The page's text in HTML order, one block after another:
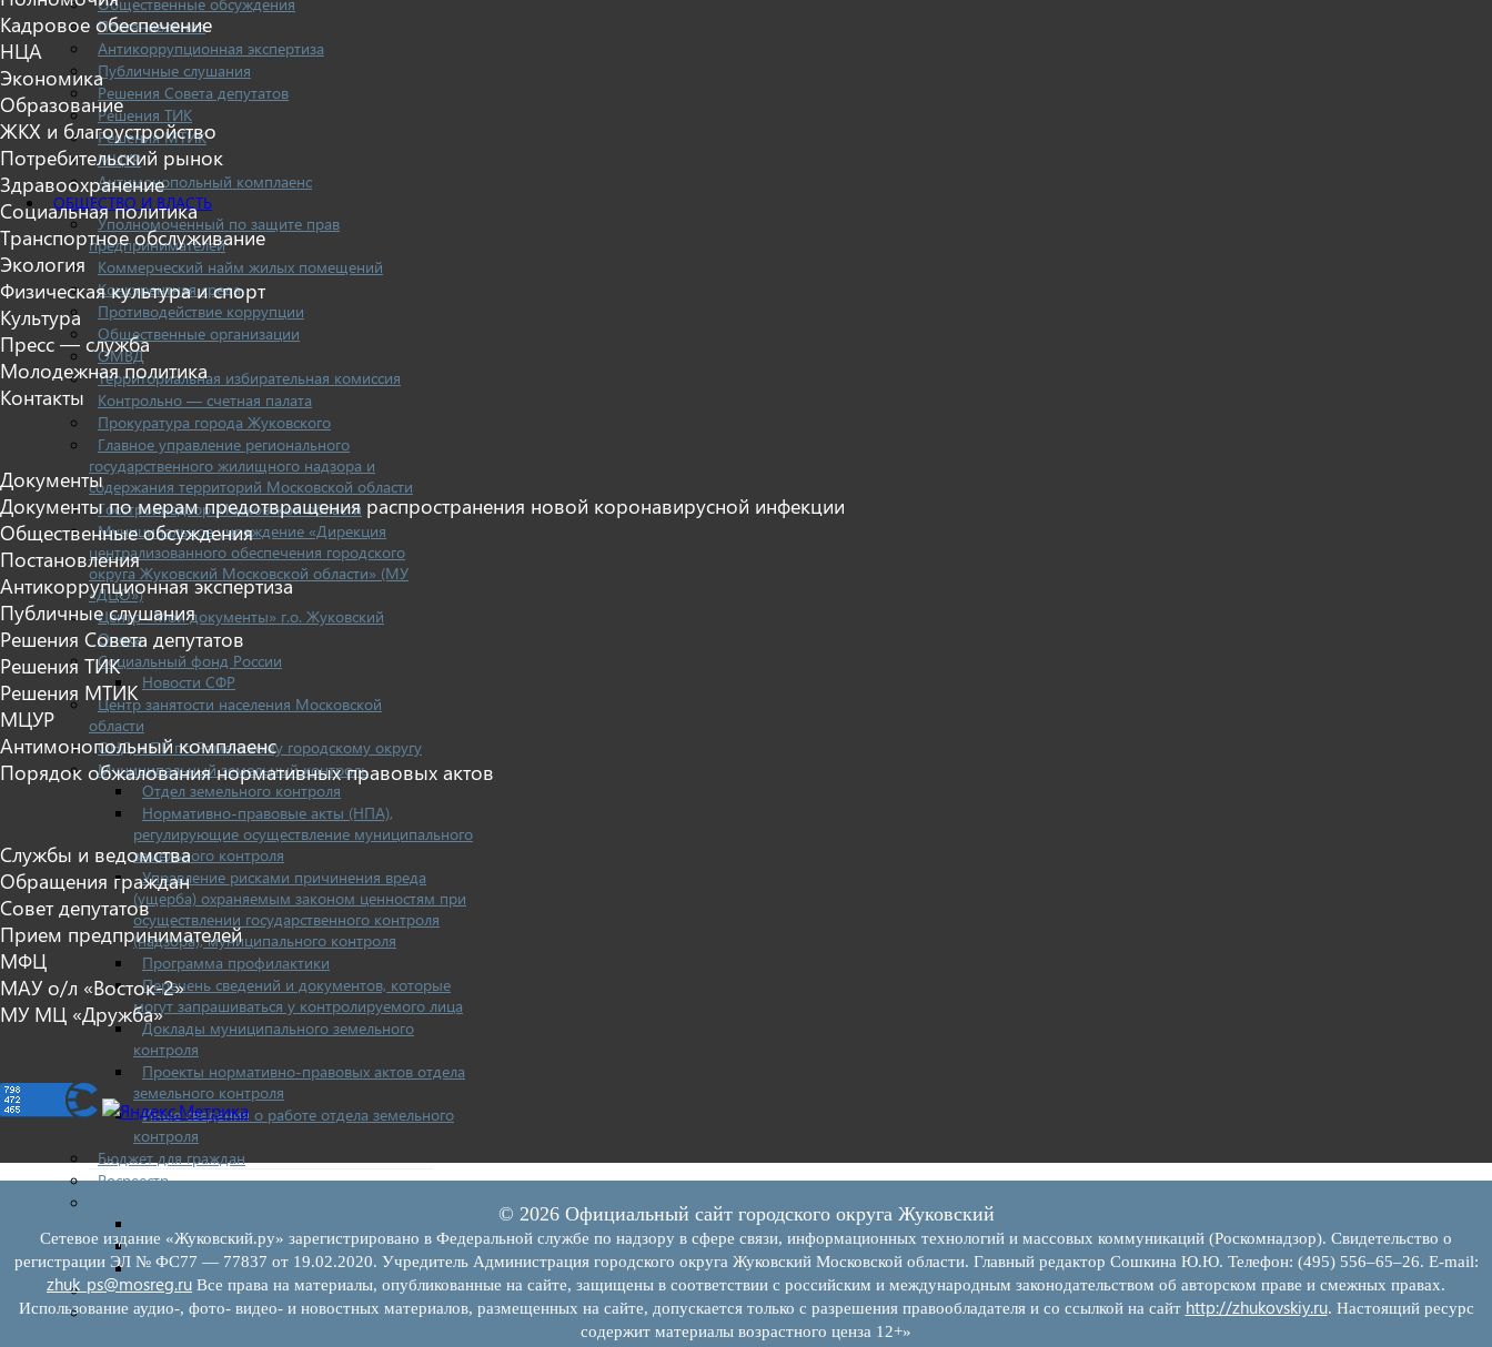
Постановления
Антикоррупционная экспертиза
Публичные слушания
Решения Совета депутатов
Решения ТИК
Решения МТИК
МЦУР
Антимонопольный комплаенс
ОБЩЕСТВО И ВЛАСТЬ
Уполномоченный по защите прав
предпринимателей
Коммерческий найм жилых помещений
Конкурентная среда
Противодействие коррупции
Общественные организации
ОМВД
Территориальная избирательная комиссия
Контрольно — счетная палата
Прокуратура города Жуковского
Главное управление регионального
государственного жилищного надзора и
содержания территорий Московской области
Госстройнадзор Московской области
Муниципальное учреждение «Дирекция
централизованного обеспечения городского
округа Жуковский Московской области» (МУ
«ДЦО»)
Центр «Мои документы» г.о. Жуковский
Опека
Социальный фонд России
Новости СФР
Центр занятости населения Московской
области
ОНД и ПР по Раменскому городскому округу
Муниципальный земельный контроль
Отдел земельного контроля
Нормативно-правовые акты (НПА),
регулирующие осуществление муниципального
земельного контроля
Управление рисками причинения вреда
(ущерба) охраняемым законом ценностям при
осуществлении государственного контроля
(надзора), муниципального контроля
Программа профилактики
Перечень сведений и документов, которые
могут запрашиваться у контролируемого лица
Доклады муниципального земельного
контроля
Проекты нормативно-правовых актов отдела
земельного контроля
Иные сведения о работе отдела земельного
контроля
Бюджет для граждан
Росреестр
План работ
Отчеты
Муниципальный жилищный контроль
Реестр земельных участков с
Кадровое обеспечение
НЦА
Экономика
Образование
ЖКХ и благоустройство
Потребительский рынок
Здравоохранение
Социальная политика
Транспортное обслуживание
Экология
Физическая культура и спорт
Культура
Пресс — служба
Молодежная политика
Контакты
Документы
Документы по мерам предотвращения распространения новой коронавирусной инфекции
Общественные обсуждения
Постановления
Антикоррупционная экспертиза
Публичные слушания
Решения Совета депутатов
Решения ТИК
Решения МТИК
МЦУР
Антимонопольный комплаенс
Порядок обжалования нормативных правовых актов
Службы и ведомства
Обращения граждан
Совет депутатов
Прием предпринимателей
МФЦ
МАУ о/л «Восток-2»
МУ МЦ «Дружба»
© 2026 Официальный сайт городского округа Жуковский
Сетевое издание «Жуковский.ру» зарегистрировано в Федеральной службе по надзору в сфере связи, информационных технологий и массовых коммуникаций (Роскомнадзор). Свидетельство о
регистрации ЭЛ № ФС77 — 77837 от 19.02.2020. Учредитель Администрация городского округа Жуковский Московской области. Главный редактор Сошкина Ю.Ю. Телефон: (495) 556–65–26. E‑mail:
zhuk_ps@mosreg.ru Все права на материалы, опубликованные на сайте, защищены в соответствии с российским и международным законодательством об авторском праве и смежных правах.
Использование аудио-, фото- видео- и новостных материалов, размещенных на сайте, допускается только с разрешения правообладателя и со ссылкой на сайт http://zhukovskiy.ru. Настоящий ресурс
содержит материалы возрастного ценза 12+»